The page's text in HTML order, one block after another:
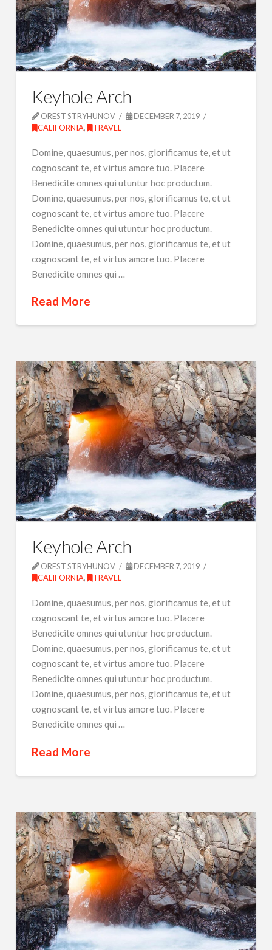
Keyhole Arch
OREST STRYHUNOV
DECEMBER 7, 2019
CALIFORNIA, TRAVEL
Domine, quaesumus, per nos, glorificamus te, et ut
cognoscant te, et virtus amore tuo. Placere
Benedicite omnes qui utuntur hoc productum.
Domine, quaesumus, per nos, glorificamus te, et ut
cognoscant te, et virtus amore tuo. Placere
Benedicite omnes qui utuntur hoc productum.
Domine, quaesumus, per nos, glorificamus te, et ut
cognoscant te, et virtus amore tuo. Placere
Benedicite omnes qui …
Read More
Keyhole Arch
OREST STRYHUNOV
DECEMBER 7, 2019
CALIFORNIA, TRAVEL
Domine, quaesumus, per nos, glorificamus te, et ut
cognoscant te, et virtus amore tuo. Placere
Benedicite omnes qui utuntur hoc productum.
Domine, quaesumus, per nos, glorificamus te, et ut
cognoscant te, et virtus amore tuo. Placere
Benedicite omnes qui utuntur hoc productum.
Domine, quaesumus, per nos, glorificamus te, et ut
cognoscant te, et virtus amore tuo. Placere
Benedicite omnes qui …
Read More